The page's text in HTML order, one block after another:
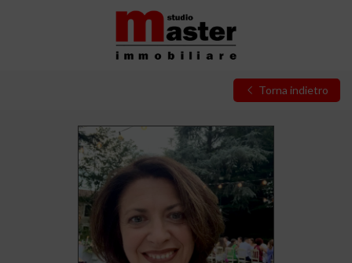
Torna indietro